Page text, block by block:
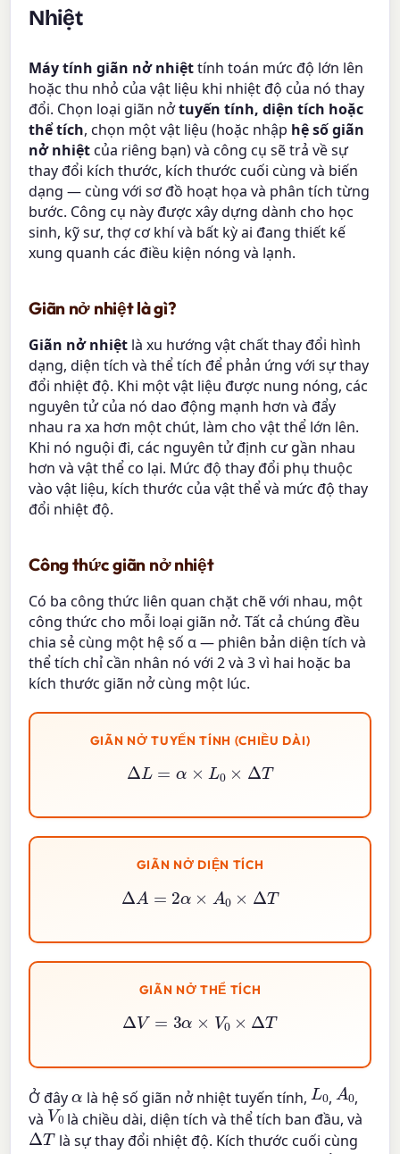
Nhiệt
Máy tính giãn nở nhiệttính toán mức độ lớn lên
hoặc thu nhỏ của vật liệu khi nhiệt độ của nó thay
đổi. Chọn loại giãn nởtuyến tính, diện tích hoặc
thể tích, chọn một vật liệu (hoặc nhập hệ số giãn
nở nhiệtcủa riêng bạn) và công cụ sẽ trả về sự
thay đổi kích thước, kích thước cuối cùng và biến
dạng — cùng với sơ đồ hoạt họa và phân tích từng
bước. Công cụ này được xây dựng dành cho học
sinh, kỹ sư, thợ cơ khí và bất kỳ ai đang thiết kế
xung quanh các điều kiện nóng và lạnh.
Giãn nở nhiệt là gì?
Giãn nở nhiệt là xu hướng vật chất thay đổi hình
dạng, diện tích và thể tích để phản ứng với sự thay
đổi nhiệt độ. Khi một vật liệu được nung nóng, các
nguyên tử của nó dao động mạnh hơn và đẩy
nhau ra xa hơn một chút, làm cho vật thể lớn lên.
Khi nó nguội đi, các nguyên tử định cư gần nhau
hơn và vật thể co lại. Mức độ thay đổi phụ thuộc
vào vật liệu, kích thước của vật thể và mức độ thay
đổi nhiệt độ.
Công thức giãn nở nhiệt
Có ba công thức liên quan chặt chẽ với nhau, một
công thức cho mỗi loại giãn nở. Tất cả chúng đều
chia sẻ cùng một hệ số α — phiên bản diện tích và
thể tích chỉ cần nhân nó với 2 và 3 vì hai hoặc ba
kích thước giãn nở cùng một lúc.
GIÃN NỞ TUYẾN TÍNH (CHIỀU DÀI)
ΔL =α ×L 0 ΔT
GIÃN NỞ DIỆN TÍCH
Δ A=2α × 0 Δ
GIÃN NỞ THỂ TÍCH
Δ V=3α ×V0× Δ T
Ở đâyα là hệ số giãn nở nhiệt tuyến tính, L0 , A0 ,
và V0là chiều dài, diện tích và thể tích ban đầu, và
ΔT là sự thay đổi nhiệt độ. Kích thước cuối cùng